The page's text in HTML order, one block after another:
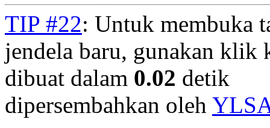
TIP #22: Untuk membuka
jendela baru, gunakan klik
dibuat dalam 0.02 detik
dipersembahkan oleh